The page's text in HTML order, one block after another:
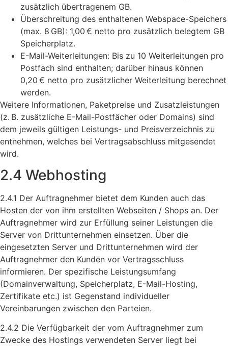
zusätzlich übertragenem GB.
Überschreitung des enthaltenen Webspace-Speichers
(max. 8 GB): 1,00 € netto pro zusätzlich belegtem GB
Speicherplatz.
E-Mail-Weiterleitungen: Bis zu 10 Weiterleitungen pro
Postfach sind enthalten; darüber hinaus können
0,20 € netto pro zusätzlicher Weiterleitung berechnet
werden.
Weitere Informationen, Paketpreise und Zusatzleistungen
(z. B. zusätzliche E-Mail-Postfächer oder Domains) sind
dem jeweils gültigen Leistungs- und Preisverzeichnis zu
entnehmen, welches bei Vertragsabschluss mitgesendet
wird.
2.4 Webhosting
2.4.1 Der Auftragnehmer bietet dem Kunden auch das
Hosten der von ihm erstellten Webseiten / Shops an. Der
Auftragnehmer wird zur Erfüllung seiner Leistungen die
Server von Drittunternehmen einsetzen. Über die
eingesetzten Server und Drittunternehmen wird der
Auftragnehmer den Kunden vor Vertragsschluss
informieren. Der spezifische Leistungsumfang
(Domainverwaltung, Speicherplatz, E-Mail-Hosting,
Zertifikate etc.) ist Gegenstand individueller
Vereinbarungen zwischen den Parteien.
2.4.2 Die Verfügbarkeit der vom Auftragnehmer zum
Zwecke des Hostings verwendeten Server liegt bei